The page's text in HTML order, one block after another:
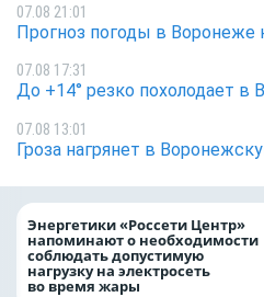
07.08 21:01
Прогноз погоды в Воронеже
07.08 17:31
До +14° резко похолодает в
07.08 13:01
Гроза нагрянет в
Энергетики «Россети Центр»
напоминают о необходимости
соблюдать допустимую
нагрузку на электросеть
во время жары